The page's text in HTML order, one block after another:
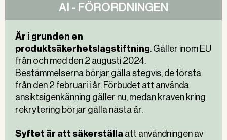
AI - FÖRORDNINGEN
Är i grunden en
produktsäkerhetslagstiftning. Gäller inom EU
från och med den 2 augusti 2024.
Bestämmelserna börjar gälla stegvis, de första
från den 2 februari i år. Förbudet att använda
ansiktsigenkänning gäller nu, medan kraven kring
rekrytering börjar gälla nästa år.
Syftet är att säkerställa att användningen av